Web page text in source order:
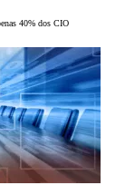
40% dos CIO